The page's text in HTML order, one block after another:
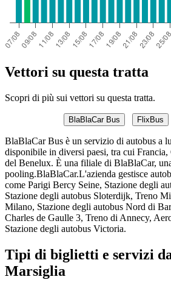
Vettori su questa tratta
Scopri di più sui vettori su questa tratta.
BlaBlaCar Bus FlixBus
BlaBlaCar Bus è un servizio di autobus a
disponibile in diversi paesi, tra cui Francia,
del Benelux. È una filiale di BlaBlaCar,
pooling.BlaBlaCar.L'azienda gestisce
come Parigi Bercy Seine, Stazione degli
Stazione degli autobus Sloterdijk, Treno
Milano, Stazione degli autobus Nord di
Charles de Gaulle 3, Treno di Annecy,
Stazione degli autobus Victoria.
Tipi di biglietti e servizi
Marsiglia